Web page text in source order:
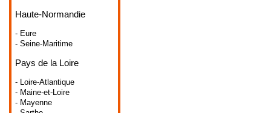
Haute-Normandie
- Eure
- Seine-Maritime
Pays de la Loire
- Loire-Atlantique
- Maine-et-Loire
- Mayenne